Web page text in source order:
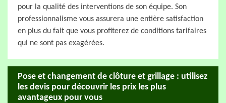
pour la qualité des interventions de son équipe. Son
professionnalisme vous assurera une entière satisfaction
en plus du fait que vous profiterez de conditions tarifaires
qui ne sont pas exagérées.
Pose et changement de clôture et grillage : utilisez
les devis pour découvrir les prix les plus
avantageux pour vous